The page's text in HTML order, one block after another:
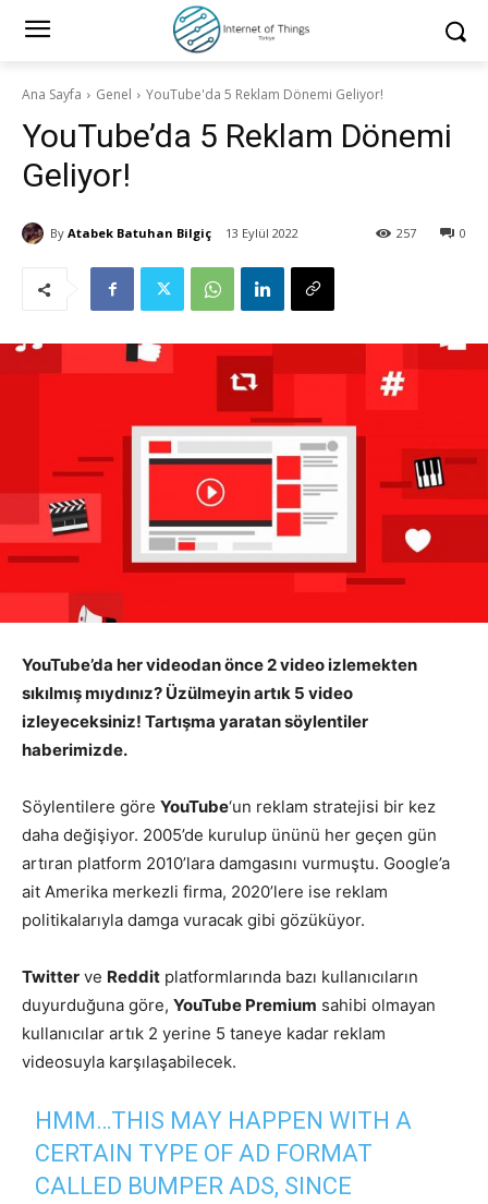
Ana Sayfa Genel YouTube'da 5 Reklam Dönemi Geliyor!
YouTube’da 5 Reklam Dönemi
Geliyor!
By Atabek Batuhan Bilgiç 13 Eylül 2022 0
257
YouTube’da her videodan önce 2 video izlemekten
sıkılmış mıydınız? Üzülmeyin artık 5 video
izleyeceksiniz! Tartışma yaratan söylentiler
haberimizde.
Söylentilere göre YouTube‘un reklam stratejisi bir kez
daha değişiyor. 2005’de kurulup ününü her geçen gün
artıran platform 2010’lara damgasını vurmuştu. Google’a
ait Amerika merkezli firma, 2020’lere ise reklam
politikalarıyla damga vuracak gibi gözüküyor.
Twitter ve Reddit platformlarında bazı kullanıcıların
duyurduğuna göre, YouTube Premium sahibi olmayan
kullanıcılar artık 2 yerine 5 taneye kadar reklam
videosuyla karşılaşabilecek.
HMM…THIS MAY HAPPEN WITH A
CERTAIN TYPE OF AD FORMAT
CALLED BUMPER ADS, SINCE